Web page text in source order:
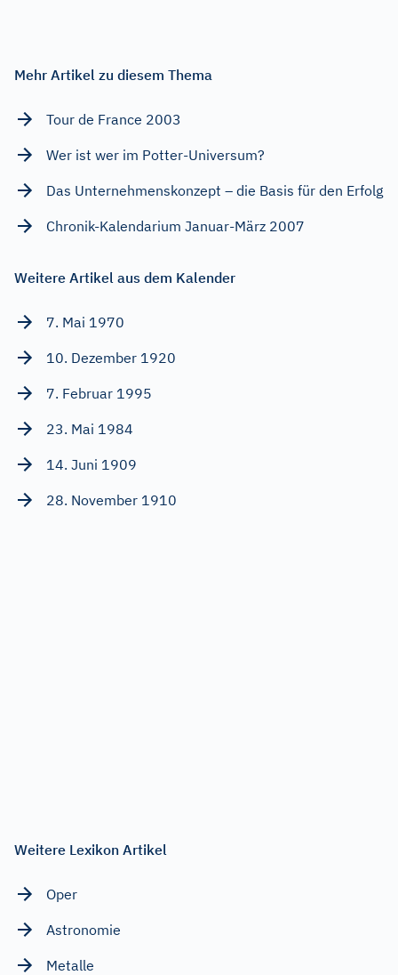
Mehr Artikel zu diesem Thema
Tour de France 2003
Wer ist wer im Potter-Universum?
Das Unternehmenskonzept – die Basis für den Erfolg
Chronik-Kalendarium Januar-März 2007
Weitere Artikel aus dem Kalender
7. Mai 1970
10. Dezember 1920
7. Februar 1995
23. Mai 1984
14. Juni 1909
28. November 1910
Weitere Lexikon Artikel
Oper
Astronomie
Metalle